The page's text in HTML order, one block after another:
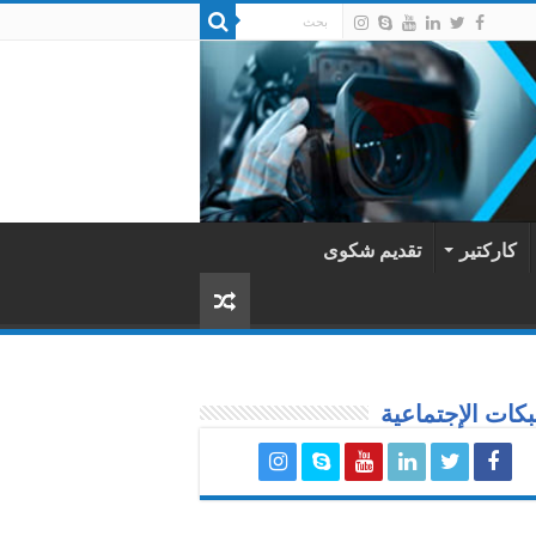
كاركتير تقديم شكوى
الإجتماعية